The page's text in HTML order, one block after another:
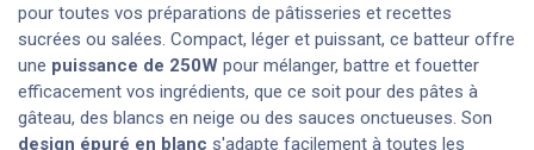
pour toutes vos préparations de pâtisseries et recettes
sucrées ou salées. Compact, léger et puissant, ce batteur offre
une puissance de 250W pour mélanger, battre et fouetter
efficacement vos ingrédients, que ce soit pour des pâtes à
gâteau, des blancs en neige ou des sauces onctueuses. Son
design épuré en blanc s'adapte facilement à toutes les